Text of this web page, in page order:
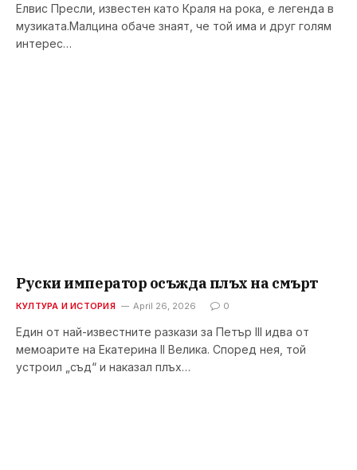
Елвис Пресли, известен като Краля на рока, е легенда в
музиката.Малцина обаче знаят, че той има и друг голям
интерес…
Руски император осъжда плъх на смърт
КУЛТУРА И ИСТОРИЯ April 26, 2026 0
Един от най-известните разкази за Петър III идва от
мемоарите на Екатерина II Велика. Според нея, той
устроил „съд“ и наказал плъх…